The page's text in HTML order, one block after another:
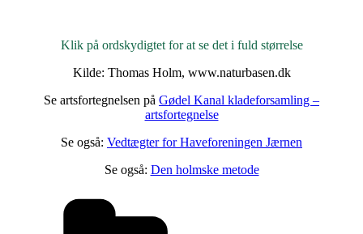
Klik på ordskydigtet for at se det i fuld størrelse
Kilde: Thomas Holm, www.naturbasen.dk
Se artsfortegnelsen på Gødel Kanal kladeforsamling –
artsfortegnelse
Se også: Vedtægter for Haveforeningen Jærnen
Se også: Den holmske metode